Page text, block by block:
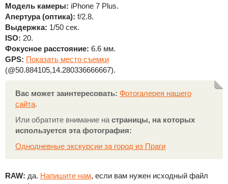
Модель камеры: iPhone 7 Plus.
Апертура (оптика): f/2.8.
Выдержка: 1/50 сек.
ISO: 20.
Фокусное расстояние: 6.6 мм.
GPS: Показать место съемки
(@50.884105,14.280336666667).
Вас может заинтересовать: Фотогалерея нашего
сайта.
Или обратите внимание на страницы, на которых
используется эта фотография:
Однодневные экскурсии за город из Праги
RAW: да. Напишите нам, если вам нужен исходный файл